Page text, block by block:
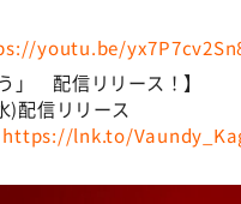
youtu.be/
」 配信リリース！】
)配信リリース
https://lnk.to/